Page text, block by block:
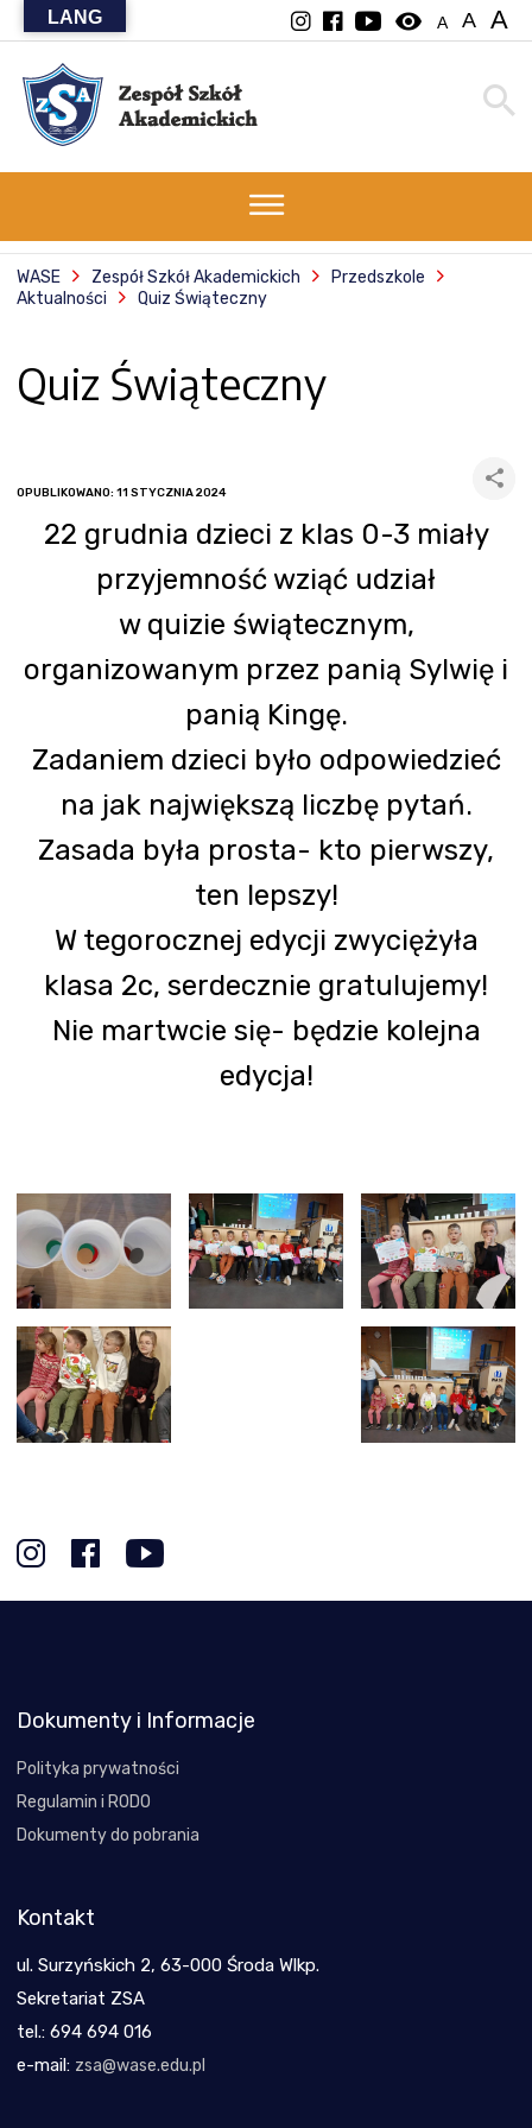
visibility A A A
WASE Zespół Szkół Akademickich
Przedszkole
Aktualności
Quiz Świąteczny
Quiz Świąteczny
OPUBLIKOWANO: 11 STYCZNIA 2024
22 grudnia dzieci z klas 0-3 miały
przyjemność wziąć udział
w quizie świątecznym,
organizowanym przez panią Sylwię i
panią Kingę.
Zadaniem dzieci było odpowiedzieć
na jak największą liczbę pytań.
Zasada była prosta- kto pierwszy,
ten lepszy!
W tegorocznej edycji zwyciężyła
klasa 2c, serdecznie gratulujemy!
Nie martwcie się- będzie kolejna
edycja!
Dokumenty i Informacje
Polityka prywatności
Regulamin i RODO
Dokumenty do pobrania
Kontakt
ul. Surzyńskich 2, 63-000 Środa Wlkp.
Sekretariat ZSA
tel.: 694 694 016
e-mail: zsa@wase.edu.pl
LANG